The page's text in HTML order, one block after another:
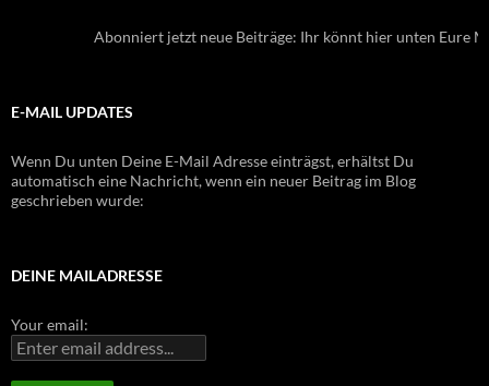
Abonniert jetzt neue Beiträge: Ihr könnt hier unten Eure
E-MAIL UPDATES
Wenn Du unten Deine E-Mail Adresse einträgst, erhältst Du
automatisch eine Nachricht, wenn ein neuer Beitrag im Blog
geschrieben wurde:
DEINE MAILADRESSE
Your email: